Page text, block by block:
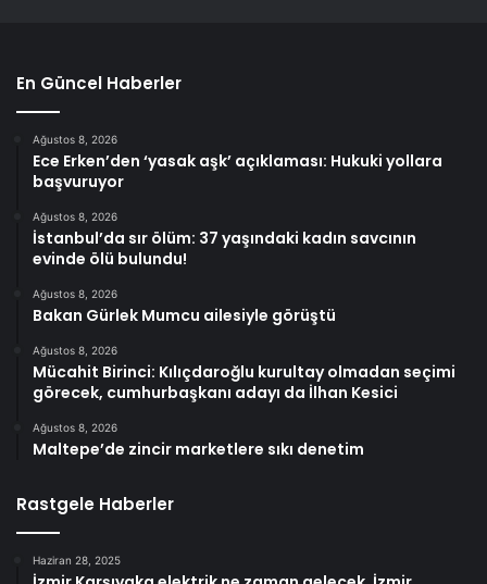
En Güncel Haberler
Ağustos 8, 2026
Ece Erken’den ‘yasak aşk’ açıklaması: Hukuki yollara
başvuruyor
Ağustos 8, 2026
İstanbul’da sır ölüm: 37 yaşındaki kadın savcının
evinde ölü bulundu!
Ağustos 8, 2026
Bakan Gürlek Mumcu ailesiyle görüştü
Ağustos 8, 2026
Mücahit Birinci: Kılıçdaroğlu kurultay olmadan seçimi
görecek, cumhurbaşkanı adayı da İlhan Kesici
Ağustos 8, 2026
Maltepe’de zincir marketlere sıkı denetim
Rastgele Haberler
Haziran 28, 2025